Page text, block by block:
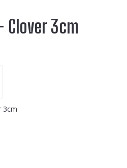
Clover 3cm